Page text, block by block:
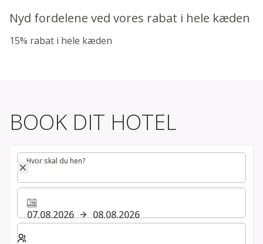
Nyd fordelene ved vores rabat i hele kæden
15% rabat i hele kæden
BOOK DIT HOTEL
Hvor skal du hen?
Hvor skal du hen?
07.08.2026
08.08.2026
Vælg antal værelser og gæster til dit ophold